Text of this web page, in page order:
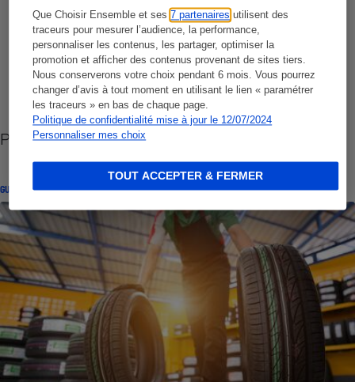
Que Choisir Ensemble et ses7 partenaires utilisent des
traceurs pour mesurer l’audience, la performance,
personnaliser les contenus, les partager, optimiser la
promotion et afficher des contenus provenant de sites tiers.
Nous conserverons votre choix pendant 6 mois. Vous pourrez
changer d’avis à tout moment en utilisant le lien « paramétrer
les traceurs » en bas de chaque page.
Politique de confidentialité mise à jour le 12/07/2024
Personnaliser mes choix
TOUT ACCEPTER & FERMER
Pneus
GUIDE D'ACHAT